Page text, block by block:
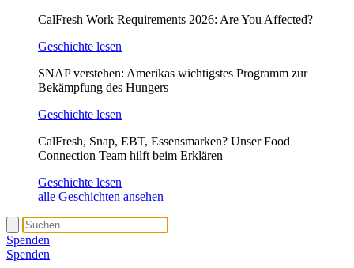
CalFresh Work Requirements 2026: Are You Affected?
Geschichte lesen
SNAP verstehen: Amerikas wichtigstes Programm zur
Bekämpfung des Hungers
Geschichte lesen
CalFresh, Snap, EBT, Essensmarken? Unser Food
Connection Team hilft beim Erklären
Geschichte lesen
alle Geschichten ansehen
Spenden
Spenden